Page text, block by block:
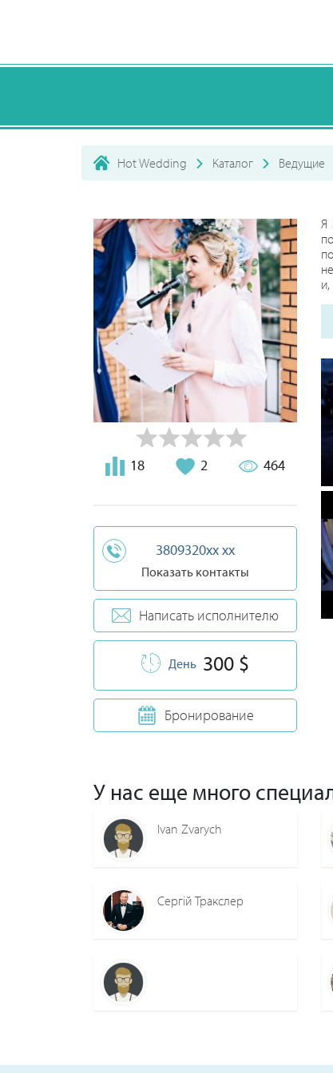
Hot Wedding Каталог Ведущие
18 2 464
3809320xx xx
Показать контакты
Написать исполнителю
День 300 $
Бронирование
Я
У нас еще много
Ivan Zvarych
Сергій Тракслер